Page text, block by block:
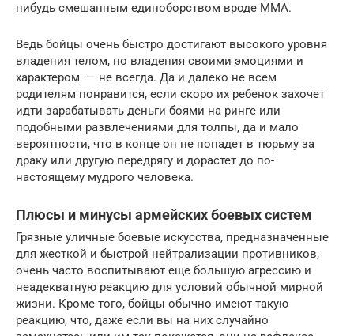
нибудь смешанным единоборством вроде ММА.
Ведь бойцы очень быстро достигают высокого уровня
владения телом, но владения своими эмоциями и
характером — не всегда. Да и далеко не всем
родителям понравится, если скоро их ребенок захочет
идти зарабатывать деньги боями на ринге или
подобными развлечениями для толпы, да и мало
вероятности, что в конце он не попадет в тюрьму за
драку или другую передрягу и дорастет до по-
настоящему мудрого человека.
Плюсы и минусы армейских боевых систем
Грязные уличные боевые искусства, предназначенные
для жесткой и быстрой нейтрализации противников,
очень часто воспитывают еще большую агрессию и
неадекватную реакцию для условий обычной мирной
жизни. Кроме того, бойцы обычно имеют такую
реакцию, что, даже если вы на них случайно